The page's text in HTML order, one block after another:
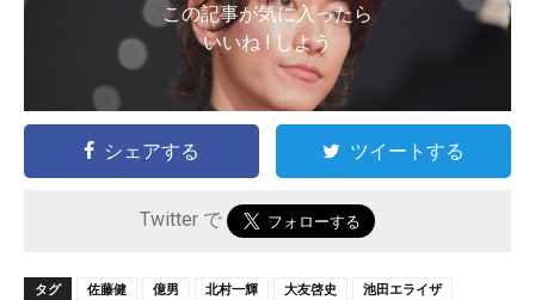
この記事が気に入ったら
いいね ! しよう
シェアする ツイートする
Twitter で
タグ 佐藤健 億男 北村一輝 大友啓史
池田エライザ